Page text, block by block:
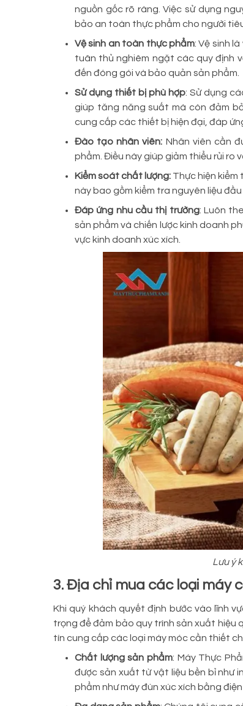
nguồn gốc rõ ràng. Việc sử dụng
bảo an toàn thực phẩm cho người
Vệ sinh an toàn thực phẩm: Vệ sinh
tuân thủ nghiêm ngặt các quy định
đến đóng gói và bảo quản sản phẩm.
Sử dụng thiết bị phù hợp: Sử dụng
giúp tăng năng suất mà còn đảm
cung cấp các thiết bị hiện đại, đáp
Đào tạo nhân viên: Nhân viên cần
phẩm. Điều này giúp giảm thiểu rủi ro
Kiểm soát chất lượng: Thực hiện
này bao gồm kiểm tra nguyên liệu
Đáp ứng nhu cầu thị trường: Luôn
sản phẩm và chiến lược kinh doanh
vực kinh doanh xúc xích.
Lưu ý
3. Địa chỉ mua các loại máy
Khi quý khách quyết định bước vào lĩnh
trọng để đảm bảo quy trình sản xuất hiệu
tín cung cấp các loại máy móc cần thiết
Chất lượng sản phẩm: Máy Thực
được sản xuất từ vật liệu bền bỉ như
phẩm như máy đùn xúc xích bằng